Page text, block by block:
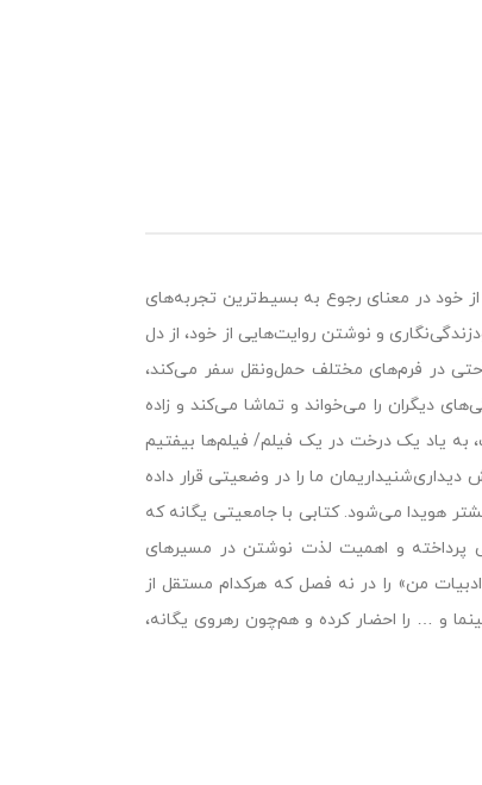
خود در معنای رجوع به بسیط‌ترین تجربه‌های
و نوشتن روایت‌هایی از خود، از دل
در فرم‌های مختلف حمل‌ونقل سفر می‌کند،
دیگران را می‌خواند و تماشا می‌کند و زاده‌
به یاد یک درخت در یک فیلم/ فیلم‌ها بیفتیم
ما را در وضعیتی قرار داده
هویدا می‌شود. کتابی با جامعیتی یگانه که
پرداخته و اهمیت لذت نوشتن در مسیرهای
من» را در نه فصل که هرکدام مستقل از
و … را احضار کرده و هم‌چون رهروی یگانه،